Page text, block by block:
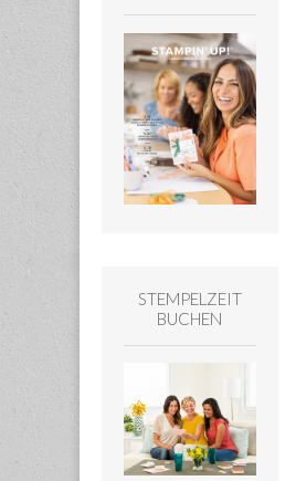
STEMPELZEIT
BUCHEN